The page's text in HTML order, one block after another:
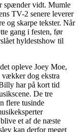
spænder vidt. Mumle
TV-2 senere leverer
og skarpe tekster. Når
gang i festen, før
hyldestshow til
opleve Joey Moe,
dog ekstra
har på kort tid
De tre
flere tusinde
et af de næste
kan derfor meget